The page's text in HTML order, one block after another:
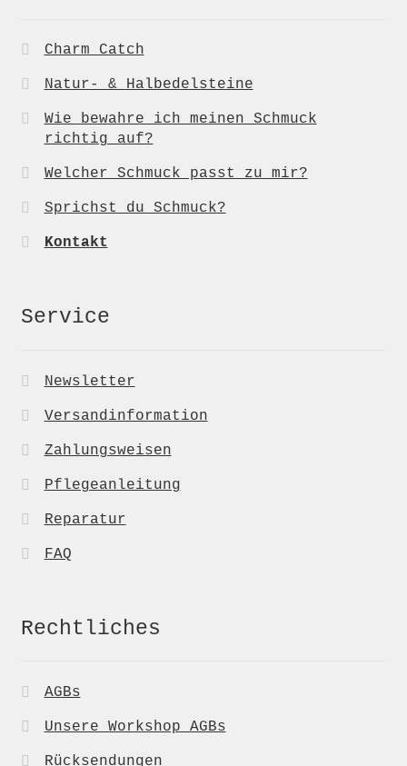
Charm Catch
Natur- & Halbedelsteine
Wie bewahre ich meinen Schmuck
richtig auf?
Welcher Schmuck passt zu mir?
Sprichst du Schmuck?
Kontakt
Service
Newsletter
Versandinformation
Zahlungsweisen
Pflegeanleitung
Reparatur
FAQ
Rechtliches
AGBs
Unsere Workshop AGBs
Rücksendungen